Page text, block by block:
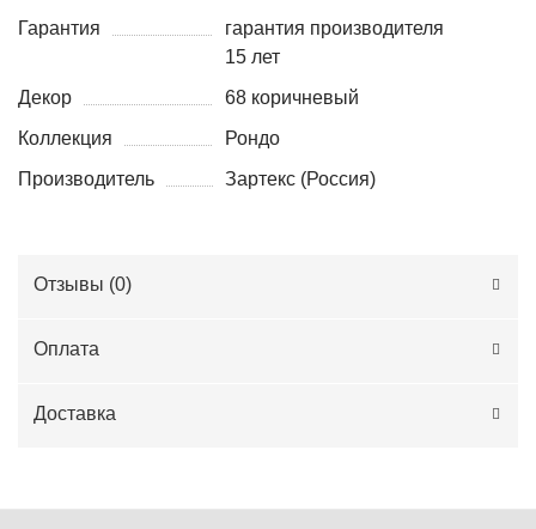
Гарантия
гарантия производителя
15 лет
Декор
68 коричневый
Коллекция
Рондо
Производитель
Зартекс (Россия)
Отзывы (0)
Оплата
Доставка